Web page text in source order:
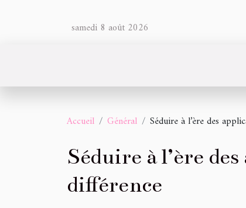
samedi 8 août 2026
Accueil Général Séduire à l’ère des
Séduire à l’ère
différence